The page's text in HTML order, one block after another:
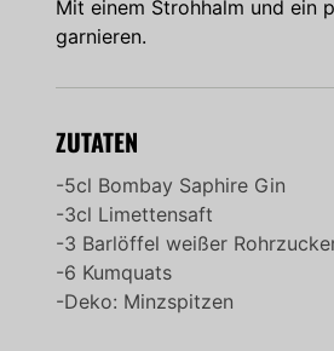
Mit einem Strohhalm und ein
garnieren.
ZUTATEN
-5cl Bombay Saphire Gin
-3cl Limettensaft
-3 Barlöffel weißer
-6 Kumquats
-Deko: Minzspitzen